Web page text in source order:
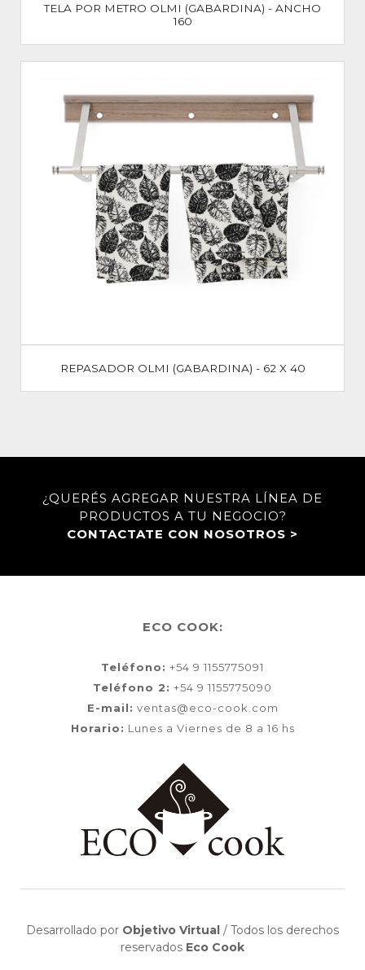
TELA POR METRO OLMI (GABARDINA) - ANCHO
160
REPASADOR OLMI (GABARDINA) - 62 X 40
¿QUERÉS AGREGAR NUESTRA LÍNEA DE
PRODUCTOS A TU NEGOCIO?
CONTACTATE CON NOSOTROS >
ECO COOK:
Teléfono: +54 9 1155775091
Teléfono 2: +54 9 1155775090
E-mail: ventas@eco-cook.com
Horario: Lunes a Viernes de 8 a 16 hs
Desarrollado por Objetivo Virtual / Todos los derechos
reservados Eco Cook